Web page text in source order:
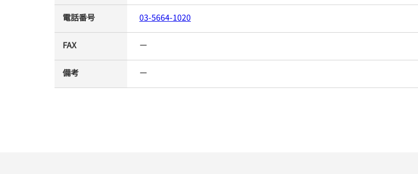
電話番号 03-5664-1020
FAX ー
備考 ー